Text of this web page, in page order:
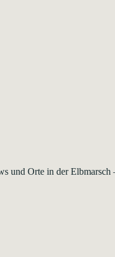
und Orte in der Elbmarsch